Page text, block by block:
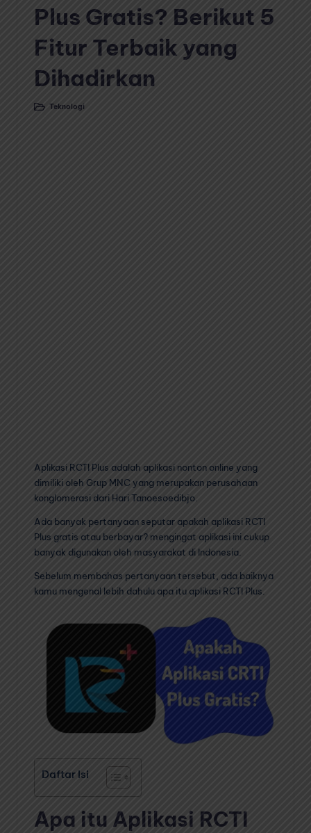
Plus Gratis? Berikut 5
Fitur Terbaik yang
Dihadirkan
PostedTeknologi
Aplikasi RCTI Plus adalah aplikasi nonton online yang
dimiliki oleh Grup MNC yang merupakan perusahaan
konglomerasi dari Hari Tanoesoedibjo.
Ada banyak pertanyaan seputar apakah aplikasi RCTI
Plus gratis atau berbayar? mengingat aplikasi ini cukup
banyak digunakan oleh masyarakat di Indonesia.
Sebelum membahas pertanyaan tersebut, ada baiknya
kamu mengenal lebih dahulu apa itu aplikasi RCTI Plus.
Daftar Isi
Apa itu Aplikasi RCTI